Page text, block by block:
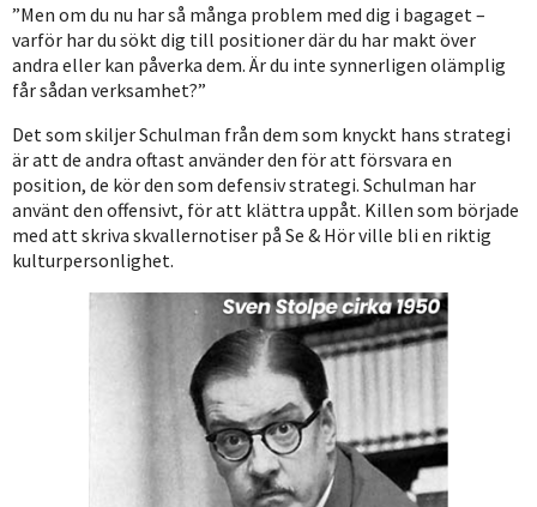
”Men om du nu har så många problem med dig i bagaget –
varför har du sökt dig till positioner där du har makt över
andra eller kan påverka dem. Är du inte synnerligen olämplig
får sådan verksamhet?”
Det som skiljer Schulman från dem som knyckt hans strategi
är att de andra oftast använder den för att försvara en
position, de kör den som defensiv strategi. Schulman har
använt den offensivt, för att klättra uppåt. Killen som började
med att skriva skvallernotiser på Se & Hör ville bli en riktig
kulturpersonlighet.